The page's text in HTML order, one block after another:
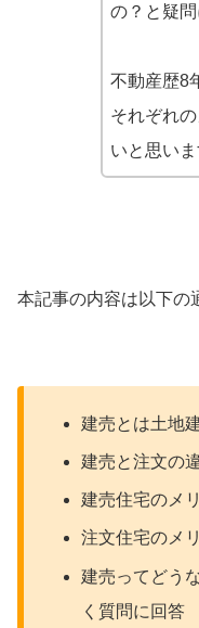
の？と疑問
不動産歴8
それぞれ
いと思いま
本記事の内容は以下の
建売とは土地
建売と注文の
建売住宅のメ
注文住宅のメ
建売ってどう
く質問に回答